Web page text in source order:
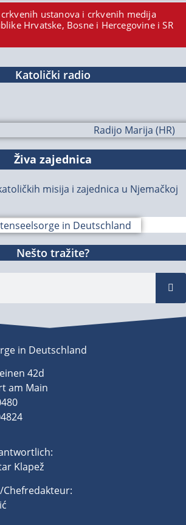
ustanova i crkvenih medija
Hrvatske, Bosne i Hercegovine i SR
Katolički radio
Živa zajednica
misija i zajednica u Njemačkoj
Nešto tražite?
in Deutschland
42d
am Main
Klapež